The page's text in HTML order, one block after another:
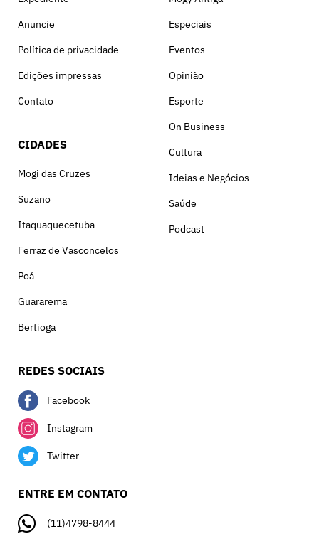
Anuncie
Política de privacidade
Edições impressas
Contato
CIDADES
Mogi das Cruzes
Suzano
Itaquaquecetuba
Ferraz de Vasconcelos
Poá
Guararema
Bertioga
Especiais
Eventos
Opinião
Esporte
On Business
Cultura
Ideias e Negócios
Saúde
Podcast
REDES SOCIAIS
Facebook
Instagram
Twitter
ENTRE EM CONTATO
(11)4798-8444